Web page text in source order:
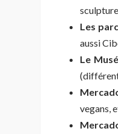
Les
aussi
Le
vegans,